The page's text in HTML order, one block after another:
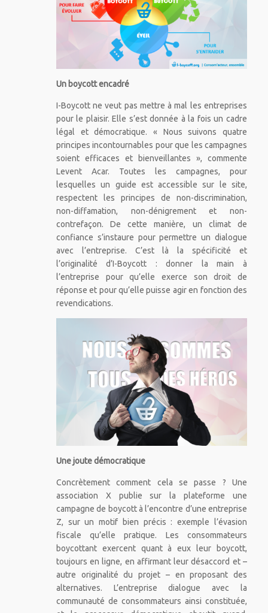
Un boycott encadré
I-Boycott ne veut pas mettre à mal les entreprises
pour le plaisir. Elle s’est donnée à la fois un cadre
légal et démocratique. « Nous suivons quatre
principes incontournables pour que les campagnes
soient efficaces et bienveillantes », commente
Levent Acar. Toutes les campagnes, pour
lesquelles un guide est accessible sur le site,
respectent les principes de non-discrimination,
non-diffamation, non-dénigrement et non-
contrefaçon. De cette manière, un climat de
confiance s’instaure pour permettre un dialogue
avec l’entreprise. C’est là la spécificité et
l’originalité d’I-Boycott : donner la main à
l’entreprise pour qu’elle exerce son droit de
réponse et pour qu’elle puisse agir en fonction des
revendications.
Une joute démocratique
Concrètement comment cela se passe ? Une
association X publie sur la plateforme une
campagne de boycott à l’encontre d’une entreprise
Z, sur un motif bien précis : exemple l’évasion
fiscale qu’elle pratique. Les consommateurs
boycottant exercent quant à eux leur boycott,
toujours en ligne, en affirmant leur désaccord et –
autre originalité du projet – en proposant des
alternatives. L’entreprise dialogue avec la
communauté de consommateurs ainsi constituée,